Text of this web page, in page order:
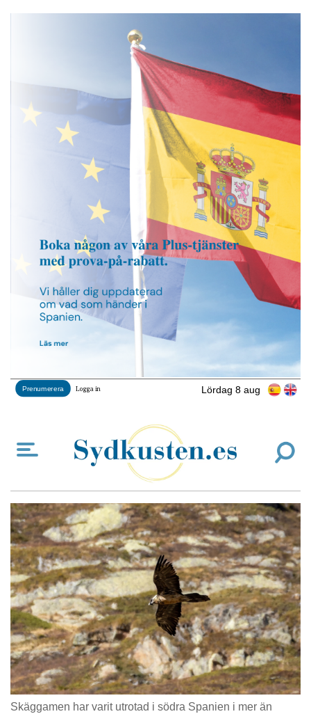
Lördag 8 aug
Prenumerera Logga in
Skäggamen har varit utrotad i södra Spanien i mer än